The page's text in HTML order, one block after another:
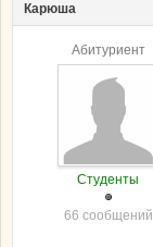
Карюша
Абитуриент
Студенты
66 сообщений